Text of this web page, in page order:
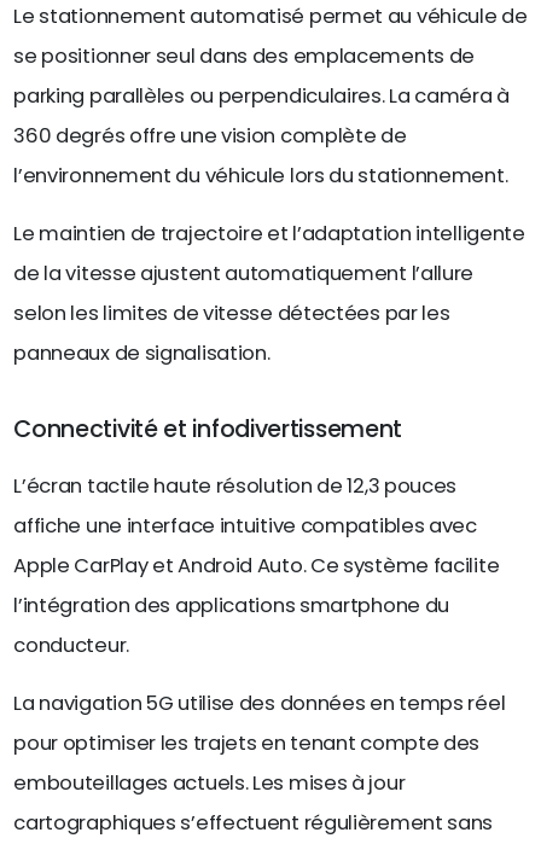
Le stationnement automatisé permet au véhicule de
se positionner seul dans des emplacements de
parking parallèles ou perpendiculaires. La caméra à
360 degrés offre une vision complète de
l’environnement du véhicule lors du stationnement.
Le maintien de trajectoire et l’adaptation intelligente
de la vitesse ajustent automatiquement l’allure
selon les limites de vitesse détectées par les
panneaux de signalisation.
Connectivité et infodivertissement
L’écran tactile haute résolution de 12,3 pouces
affiche une interface intuitive compatibles avec
Apple CarPlay et Android Auto. Ce système facilite
l’intégration des applications smartphone du
conducteur.
La navigation 5G utilise des données en temps réel
pour optimiser les trajets en tenant compte des
embouteillages actuels. Les mises à jour
cartographiques s’effectuent régulièrement sans